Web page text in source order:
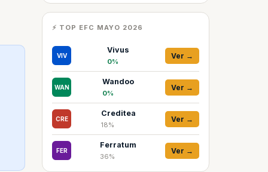
⚡ TOP EFC MAYO 2026
VIV
Vivus
0%
Ver →
WAN
Wandoo
0%
Ver →
CRE
Creditea
18%
Ver →
FER
Ferratum
36%
Ver →